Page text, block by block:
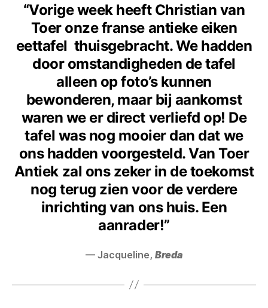
“Vorige week heeft Christian van
Toer onze franse antieke eiken
eettafel thuisgebracht. We hadden
door omstandigheden de tafel
alleen op foto’s kunnen
bewonderen, maar bij aankomst
waren we er direct verliefd op! De
tafel was nog mooier dan dat we
ons hadden voorgesteld. Van Toer
Antiek zal ons zeker in de toekomst
nog terug zien voor de verdere
inrichting van ons huis. Een
aanrader!”
— Jacqueline, Breda